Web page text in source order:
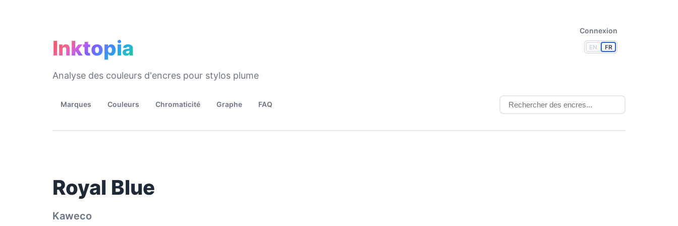
EN FR
Connexion
Inktopia
Analyse des couleurs d'encres pour stylos plume
Marques Couleurs Chromaticité Graphe FAQ
Royal Blue
Kaweco